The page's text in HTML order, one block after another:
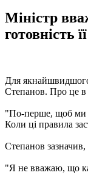
Міністр
готовність
Для
Степанов. Про це
"По-перше, щоб ми
Коли ці правила
Степанов
"Я не вважаю, що